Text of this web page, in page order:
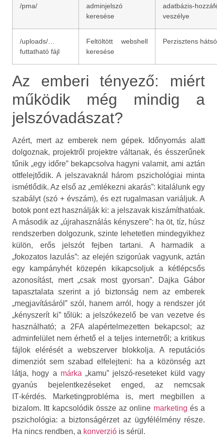
/pma/
adminjelszó
keresése
veszélye
/uploads/…
futtatható fájl
Feltöltött webshell
keresése
Perzisztens
Az emberi tényező: miért
működik még mindig a
jelszóvadászat?
Azért, mert az emberek nem gépek. Időnyomás alatt
dolgoznak, projektről projektre váltanak, és ésszerűnek
tűnik „egy időre” bekapcsolva hagyni valamit, ami aztán
ottfelejtődik. A jelszavaknál három pszichológiai minta
ismétlődik. Az első az „emlékezni akarás”: kitalálunk egy
szabályt (szó + évszám), és ezt rugalmasan variáljuk. A
botok pont ezt használják ki: a jelszavak kiszámíthatóak.
A második az „újrahasználás kényszere”: ha öt, tíz, húsz
rendszerben dolgozunk, szinte lehetetlen mindegyikhez
külön, erős jelszót fejben tartani. A harmadik a
„fokozatos lazulás”: az elején szigorúak vagyunk, aztán
egy kampányhét közepén kikapcsoljuk a kétlépcsős
azonosítást, mert „csak most gyorsan”. Dajka Gábor
tapasztalata szerint a jó biztonság nem az emberek
„megjavításáról” szól, hanem arról, hogy a rendszer jót
„kényszerít ki” tőlük: a jelszókezelő be van vezetve és
használható; a 2FA alapértelmezetten bekapcsol; az
adminfelület nem érhető el a teljes internetről; a kritikus
fájlok elérését a webszerver blokkolja. A reputációs
dimenziót sem szabad elfelejteni: ha a közönség azt
látja, hogy a márka „kamu” jelszó‑reseteket küld vagy
gyanús bejelentkezéseket enged, az nemcsak
IT‑kérdés. Marketingprobléma is, mert megbillen a
bizalom. Itt kapcsolódik össze az online marketing és a
pszichológia: a biztonságérzet az ügyfélélmény része.
Ha nincs rendben, a konverzió is sérül.